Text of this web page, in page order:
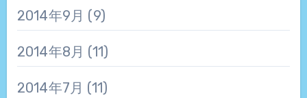
2014年9月 (9)
2014年8月 (11)
2014年7月 (11)